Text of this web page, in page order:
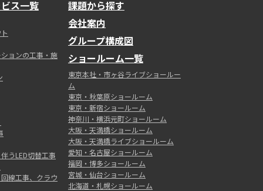
ス一覧
ョンの工事・施
うLED切替工事
線工事、クラウ
課題から探す
会社案内
グループ構成図
ショールーム一覧
東京本社・市ヶ谷ライブショールー
ム
東京・秋葉原ショールーム
東京・新宿ショールーム
神奈川・横浜元町ショールーム
大阪・天満橋ショールーム
大阪・天満橋ライブショールーム
愛知・名古屋ショールーム
福岡・博多ショールーム
宮城・仙台ショールーム
北海道・札幌ショールーム